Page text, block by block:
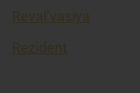
Reval’vasiya
Rezident